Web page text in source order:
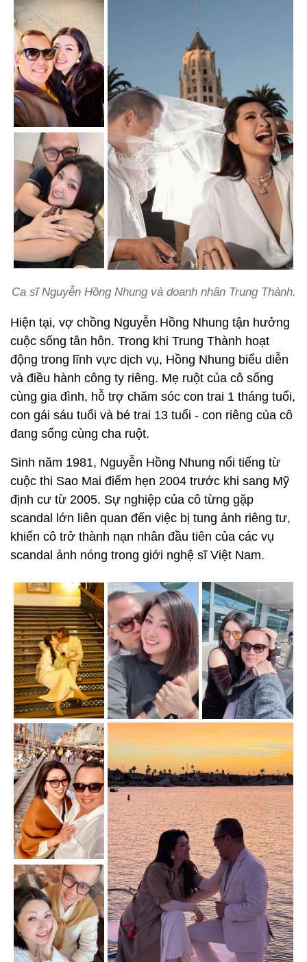
Ca sĩ Nguyễn Hồng Nhung và doanh nhân Trung Thành.
Hiện tại, vợ chồng Nguyễn Hồng Nhung tận hưởng
cuộc sống tân hôn. Trong khi Trung Thành hoạt
động trong lĩnh vực dịch vụ, Hồng Nhung biểu diễn
và điều hành công ty riêng. Mẹ ruột của cô sống
cùng gia đình, hỗ trợ chăm sóc con trai 1 tháng tuổi,
con gái sáu tuổi và bé trai 13 tuổi - con riêng của cô
đang sống cùng cha ruột.
Sinh năm 1981, Nguyễn Hồng Nhung nổi tiếng từ
cuộc thi Sao Mai điểm hẹn 2004 trước khi sang Mỹ
định cư từ 2005. Sự nghiệp của cô từng gặp
scandal lớn liên quan đến việc bị tung ảnh riêng tư,
khiến cô trở thành nạn nhân đầu tiên của các vụ
scandal ảnh nóng trong giới nghệ sĩ Việt Nam.